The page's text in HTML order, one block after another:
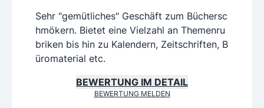
Sehr "gemütliches" Geschäft zum Büchersc
hmökern. Bietet eine Vielzahl an Themenru
briken bis hin zu Kalendern, Zeitschriften, B
üromaterial etc.
BEWERTUNG IM DETAIL
BEWERTUNG MELDEN